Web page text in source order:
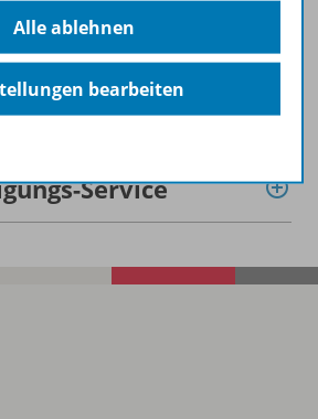
Service
Alle ablehnen
bearbeiten